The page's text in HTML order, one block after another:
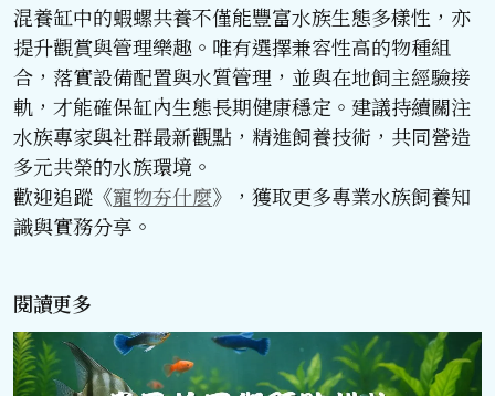
混養缸中的蝦螺共養不僅能豐富水族生態多樣性，亦
提升觀賞與管理樂趣。唯有選擇兼容性高的物種組
合，落實設備配置與水質管理，並與在地飼主經驗接
軌，才能確保缸內生態長期健康穩定。建議持續關注
水族專家與社群最新觀點，精進飼養技術，共同營造
多元共榮的水族環境。
歡迎追蹤《寵物夯什麼》，獲取更多專業水族飼養知
識與實務分享。
閱讀更多